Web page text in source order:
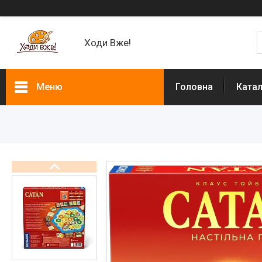
Ходи Вже!
Меню Головна